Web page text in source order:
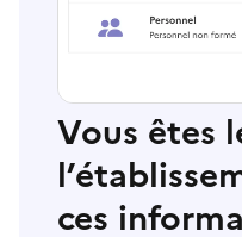
Vous êtes
ces